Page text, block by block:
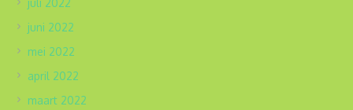
juli 2022
juni 2022
mei 2022
april 2022
maart 2022